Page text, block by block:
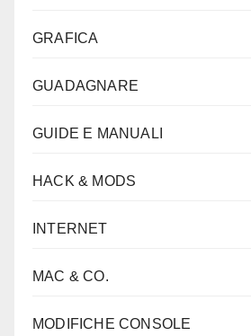
GRAFICA
GUADAGNARE
GUIDE E MANUALI
HACK & MODS
INTERNET
MAC & CO.
MODIFICHE CONSOLE